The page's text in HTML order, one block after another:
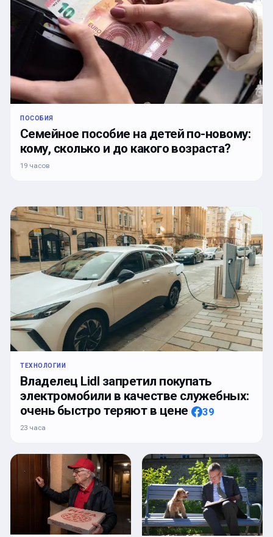
ПОСОБИЯ
Семейное пособие на детей по-новому:
кому, сколько и до какого возраста?
19 часов
ТЕХНОЛОГИИ
Владелец Lidl запретил покупать
электромобили в качестве служебных:
очень быстро теряют в цене
39
23 часа